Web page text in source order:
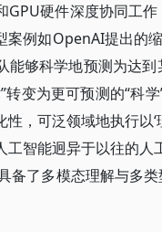
GPU硬件深度协同工
案例如OpenAI提出的
能够科学地预测为达
变为更可预测的“科
，可泛领域地执行以
智能迥异于以往的
备了多模态理解与多